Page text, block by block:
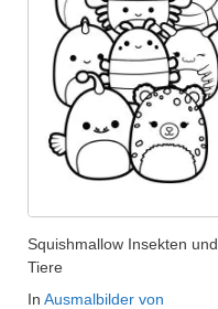
Squishmallow Insekten und
Tiere
In Ausmalbilder von